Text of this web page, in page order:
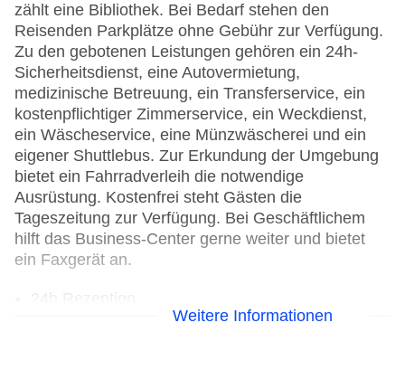
zählt eine Bibliothek. Bei Bedarf stehen den
Reisenden Parkplätze ohne Gebühr zur Verfügung.
Zu den gebotenen Leistungen gehören ein 24h-
Sicherheitsdienst, eine Autovermietung,
medizinische Betreuung, ein Transferservice, ein
kostenpflichtiger Zimmerservice, ein Weckdienst,
ein Wäscheservice, eine Münzwäscherei und ein
eigener Shuttlebus. Zur Erkundung der Umgebung
bietet ein Fahrradverleih die notwendige
Ausrüstung. Kostenfrei steht Gästen die
Tageszeitung zur Verfügung. Bei Geschäftlichem
hilft das Business-Center gerne weiter und bietet
ein Faxgerät an.
Weitere Informationen